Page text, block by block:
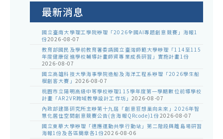
最新消息
國立臺南大學理工學院辦理「2026全國AI專題創意競賽」海報1
份2026-08-07
教育部國民及學前教育署委請國立臺灣師範大學辦理「114至115
年度健康促進學校輔導計畫師資專業成長研習」實施計畫1份
2026-08-07
國立高雄科技大學海事學院造船及海洋工程系辦理「2026學生船
模創客大賽」 2026-08-07
桃園市立陽明高級中等學校辦理115學年度第一學期數位前導學校
計畫「AR2VR跨域教學設計工作坊」 2026-08-07
內政部建築研究所主辦第十九屆「創意狂想巢向未來」2026年智
慧化居住空間創意競賽公告(含海報QRcode)1份2026-08-07
國立東華大學辦理「適應運動共學行動站」第二階段與離島場研習
海報1份及各區簡章各1份2026-08-06